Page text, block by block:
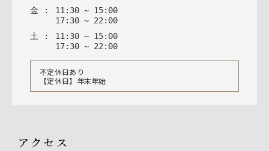
金 : 11 : 30 ~ 15: 00
17: 30 ~ 22 : 00
土 : 11 : 30 ~ 15: 00
17: 30 ~ 22 : 00
不定休日あり
【定休日】年末年始
アクセス